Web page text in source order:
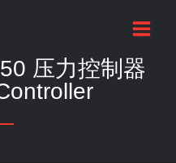
压力控制器